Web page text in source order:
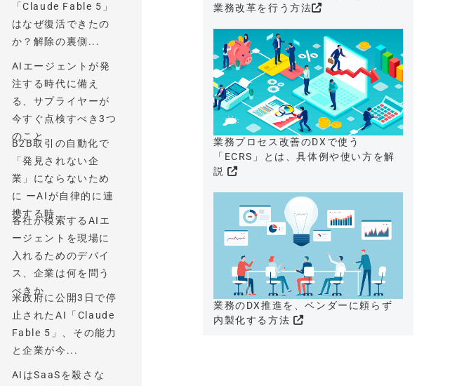
「Claude Fable 5」
はなぜ復活できたの
か？解除の裏側...
AIエージェントが発
注する時代に備え
る、サプライヤーが
今すぐ点検すべき3つ
のこと
B2B取引の自動化で
「発見されない企
業」にならないため
に ーAIが自律的に連
携する時...
各社が模索するAIエ
ージェントを現場に
入れるためのデバイ
ス、企業は何を問う
べきか
米政府に公開3日で停
止されたAI「Claude
Fable 5」、その能力
と企業が今...
AIはSaaSを殺さな
業務改革を行う方法
業務プロセス改善のDXで使う
「ECRS」とは、具体例や使い方を解
説
業務のDX推進を、ベンダーに頼らず
内製化する方法